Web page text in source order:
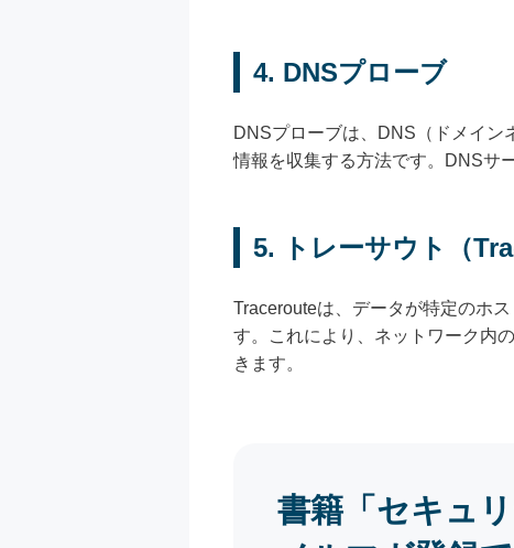
4. DNSプローブ
DNSプローブは、DNS（ドメイン
情報を収集する方法です。DNSサ
5. トレーサウト（
Tracerouteは、データが特定のホ
す。これにより、ネットワーク内
きます。
書籍「セキュ